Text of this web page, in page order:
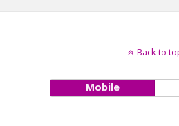
Back to
Mobile